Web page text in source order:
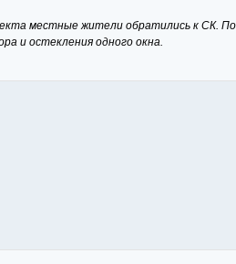
местные жители обратились к СК.
и остекления одного окна.